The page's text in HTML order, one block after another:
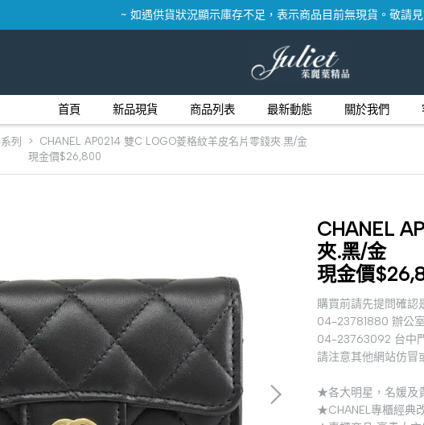
~ 如遇供貨狀況顯示庫存不足，表示商品目前無現貨。敬請
首頁 新品現貨 商品列表 最新動態 關於我們
列
CHANEL AP0214 雙C LOGO菱格紋羊皮名片零錢夾.黑/金
現金價$26,800
CHANEL
夾.黑/金
現金價
購買前請先提問確認
04-23781880 辦公
04-23763092 台中
請注意其他網站仿冒
★各大明星，名媛及
★CHANEL專櫃經典